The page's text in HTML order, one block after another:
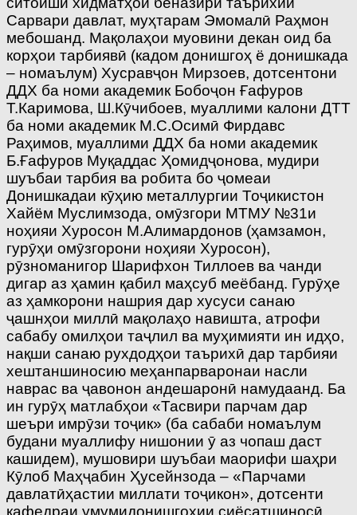
Сарвари давлат, муҳтарам Эмомалӣ Раҳмон
мебошанд. Мақолаҳои муовини декан оид ба
корҳои тарбиявӣ (кадом донишгоҳ ё донишкада
– номаълум) Хусравҷон Мирзоев, дотсентони
ДДХ ба номи академик Бобоҷон Ғафуров
Т.Каримова, Ш.Кӯчибоев, муаллими калони ДТТ
ба номи академик М.С.Осимӣ Фирдавс
Раҳимов, муаллими ДДХ ба номи академик
Б.Ғафуров Муқаддас Ҳомидҷонова, мудири
шуъбаи тарбия ва робита бо ҷомеаи
Донишкадаи кӯҳию металлургии Тоҷикистон
Хайём Муслимзода, омӯзгори МТМУ №31­и
ноҳияи Хуросон М.Алимардонов (ҳамзамон,
гурӯҳи омӯзгорони ноҳияи Хуросон),
рӯзноманигор Шарифхон Тиллоев ва чанди
дигар аз ҳамин қабил маҳсуб меёбанд. Гурӯҳе
аз ҳамкорони нашрия дар хусуси санаю
ҷашнҳои миллӣ мақолаҳо навишта, атрофи
сабабу омилҳои таҷлил ва муҳимияти ин идҳо,
нақши санаю рухдодҳои таърихӣ дар тарбияи
хештаншиносию меҳанпарваронаи насли
наврас ва ҷавонон андешаронӣ намудаанд. Ба
ин гурӯҳ матлабҳои «Тасвири парчам дар
шеъри имрӯзи тоҷик» (ба сабаби номаълум
будани муаллифу нишонии ӯ аз чопаш даст
кашидем), мушовири шуъбаи маорифи шаҳри
Кӯлоб Маҳҷабин Ҳусейнзода – «Парчами
давлатӣ­ҳастии миллати тоҷикон», дотсенти
кафедраи умумидонишгоҳии сиёсатшиносӣ